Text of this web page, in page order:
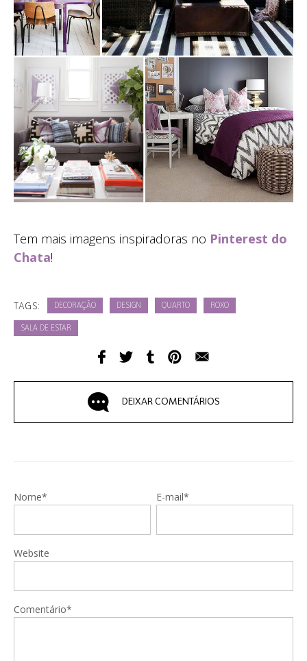
Tem mais imagens inspiradoras no Pinterest do
Chata!
TAGS: DECORAÇÃO DESIGN QUARTO ROXO
SALA DE ESTAR
DEIXAR COMENTÁRIOS
Nome* E-mail*
Website
Comentário*